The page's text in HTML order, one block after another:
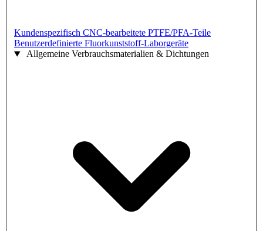
Kundenspezifisch CNC-bearbeitete PTFE/PFA-Teile
Benutzerdefinierte Fluorkunststoff-Laborgeräte
Allgemeine Verbrauchsmaterialien & Dichtungen